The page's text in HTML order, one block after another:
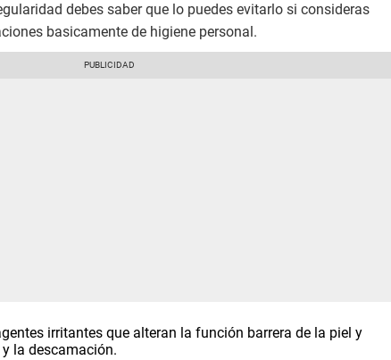
debes saber que lo puedes evitarlo si consideras
basicamente de higiene personal.
irritantes que alteran la función barrera de la piel y
la descamación.